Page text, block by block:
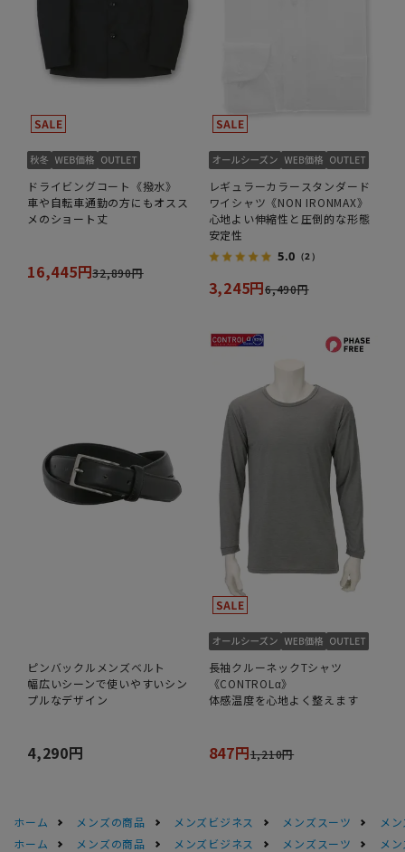
ドライビングコート《撥水》
車や自転車通勤の方にもオスス
メのショート丈
16,445円32,890円
レギュラーカラースタンダード
ワイシャツ《NON IRONMAX》
心地よい伸縮性と圧倒的な形態
安定性
5.0 （2）
3,245円6,490円
ピンバックルメンズベルト
幅広いシーンで使いやすいシン
プルなデザイン
4,290円
長袖クルーネックTシャツ
《CONTROLα》
体感温度を心地よく整えます
847円1,210円
ホーム メンズの商品 メンズビジネス メンズスーツ
メ
ホーム
メンズの商品 メンズビジネス メンズスーツ
メ